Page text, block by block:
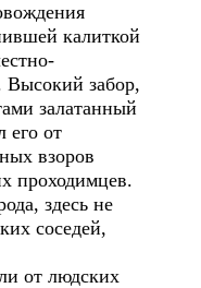
калиткой
Высокий забор,
залатанный
его от
взоров
проходимцев.
здесь не
соседей,
от людских